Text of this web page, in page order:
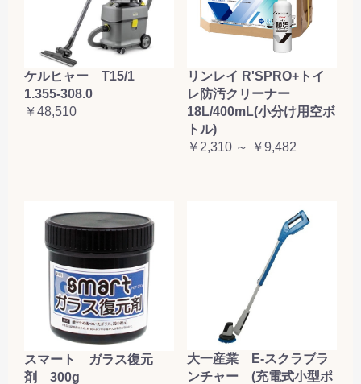
ケルヒャー T15/1
1.355-308.0
￥48,510
リンレイ R'SPRO+トイ
レ防汚クリーナー
18L/400mL(小分け用空ボ
トル)
￥2,310 ～ ￥9,482
スマート ガラス復元
剤 300g
大一産業 E-スクラブラ
ンチャー (充電式小型ポ